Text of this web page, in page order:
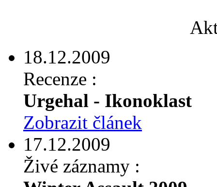
18.12.2009
Recenze :
Urgehal - Ikonoklast
Zobrazit článek
17.12.2009
Živé záznamy :